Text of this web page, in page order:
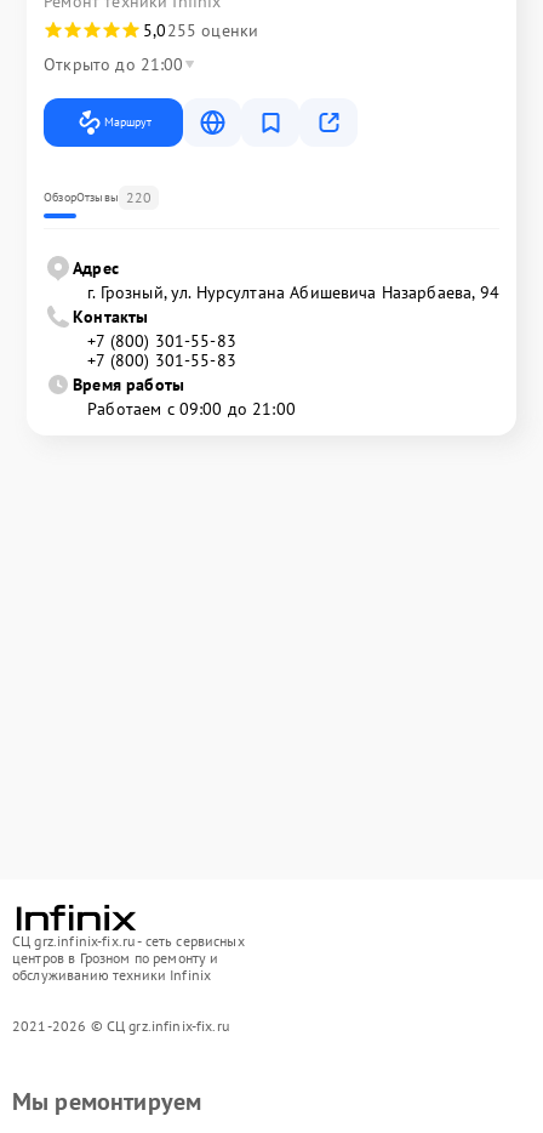
5,0255 оценки
Открыто до 21:00
Маршрут
ОбзорОтзывы 220
Адрес
г. Грозный, ул. Нурсултана Абишевича Назарбаева, 94
Контакты
+7 (800) 301-55-83
+7 (800) 301-55-83
Время работы
Работаем с 09:00 до 21:00
СЦ grz.infinix-fix.ru - сеть сервисных
центров в Грозном по ремонту и
обслуживанию техники Infinix
2021-2026 © СЦ grz.infinix-fix.ru
Мы ремонтируем